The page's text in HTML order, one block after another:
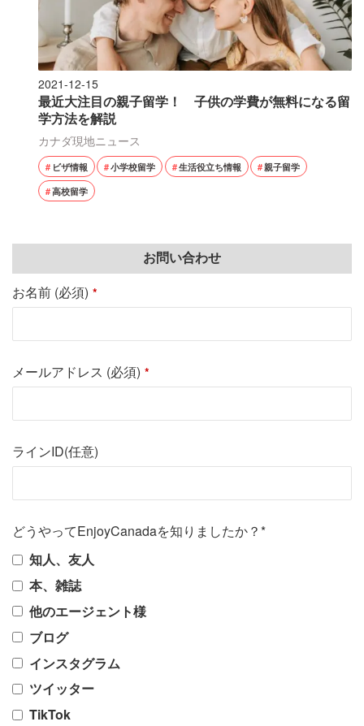
2021-12-15
最近大注目の親子留学！ 子供の学費が無料になる留
学方法を解説
カナダ現地ニュース
ビザ情報 小学校留学 生活役立ち情報
親子留学
高校留学
お問い合わせ
お名前 (必須) *
メールアドレス (必須) *
ラインID(任意)
どうやってEnjoyCanadaを知りましたか？*
知人、友人
本、雑誌
他のエージェント様
ブログ
インスタグラム
ツイッター
TikTok